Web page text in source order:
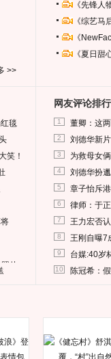
>>
《先锋
《综艺
《
《夏日
毯
笑！
片
网友评论排行
1 董卿：这
2 刘德华新
3 为救母女
4 刘德华扮
5 章子怡斥
6 律师：于
7 王力宏否
8 王刚自曝7
9 台媒:40岁
10 陈冠希：